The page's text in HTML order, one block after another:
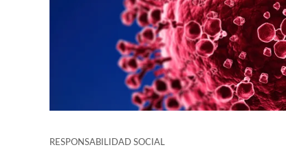
RESPONSABILIDAD SOCIAL